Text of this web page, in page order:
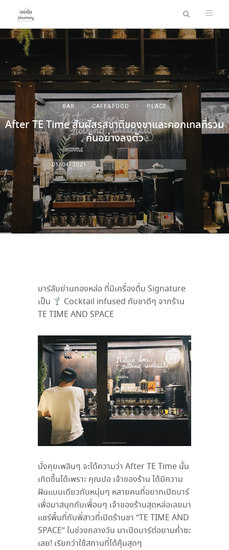
BAR CAFE&FOOD PLACE
After TE Time สัมผัสรสชาติของชาและคอกเทลที่รวม
กันอย่างลงตัว
01/04/2021
บาร์ลับย่านทองหล่อ ที่มีเครื่องดื่ม Signature
เป็น
Cocktail infused กับชาดีๆ จากร้าน
TE TIME AND SPACE
นั่งคุยเพลินๆ จะได้ความว่า After TE Time นั้น
เกิดขึ้นได้เพราะ คุณปอ เจ้าของร้าน ได้มีความ
ฝันแบบเดียวกับหนุ่มๆ หลายคนที่อยากเปิดบาร์
เพื่อมาสนุกกับเพื่อนๆ เจ้าของร้านสุดหล่อเลยมา
แชร์พื้นที่กับพี่สาวที่เปิดร้านชา “TE TIME AND
SPACE” ในช่วงกลางวัน มาเปิดบาร์ต่อยามค่ำซะ
เลย! เรียกว่าใช้สถานที่ได้คุ้มสุดๆ